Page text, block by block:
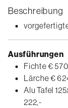
Beschreibung
Ausführungen
Fichte €
Lärche €
Alu Tafel
222,-